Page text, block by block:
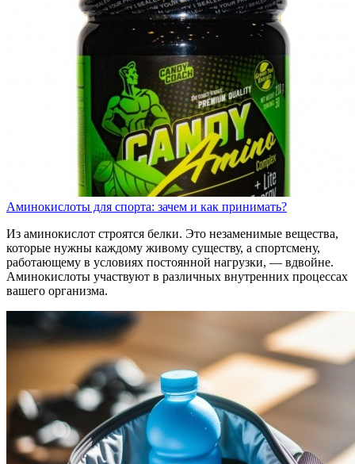
Аминокислоты для спорта: зачем и как принимать?
Из аминокислот строятся белки. Это незаменимые вещества,
которые нужны каждому живому существу, а спортсмену,
работающему в условиях постоянной нагрузки, — вдвойне.
Аминокислоты участвуют в различных внутренних процессах
вашего организма.